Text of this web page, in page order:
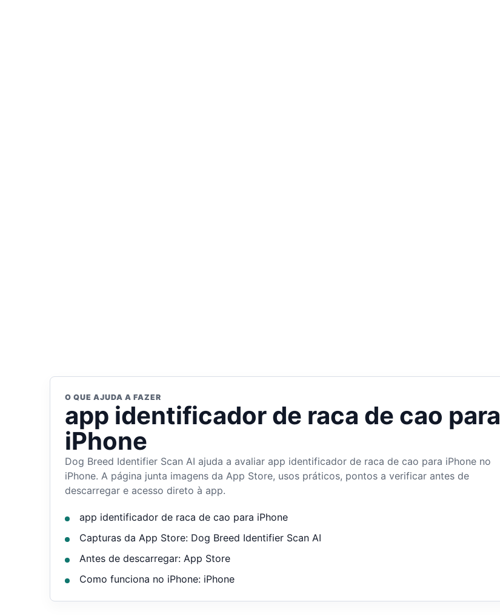
O QUE AJUDA A FAZER
app identificador de raca de cao para
iPhone
Dog Breed Identifier Scan AI ajuda a avaliar app identificador de raca de cao para iPhone no
iPhone. A página junta imagens da App Store, usos práticos, pontos a verificar antes de
descarregar e acesso direto à app.
app identificador de raca de cao para iPhone
Capturas da App Store: Dog Breed Identifier Scan AI
Antes de descarregar: App Store
Como funciona no iPhone: iPhone